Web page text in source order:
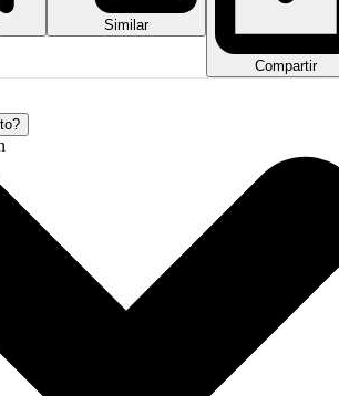
Similar
Compartir